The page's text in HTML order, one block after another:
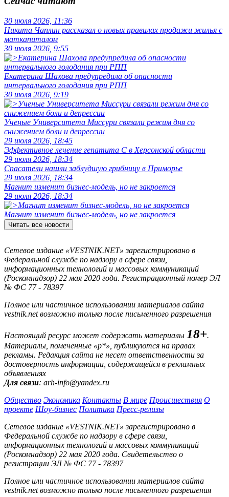
30 июля 2026, 11:36
Никита Чаплин рассказал о новых правилах продажи жилья с
маткапиталом
30 июля 2026, 9:55
Екатерина Шахова предупредила об опасности
интервального голодания при РПП
30 июля 2026, 9:19
Ученые Университета Миссури связали режим дня со
снижением боли и депрессии
29 июля 2026, 18:45
Эффективное лечение гепатита C в Херсонской области
29 июля 2026, 18:34
Спасатели нашли заблудшую грибницу в Приморье
29 июля 2026, 18:34
Магнит изменит бизнес-модель, но не закроется
29 июля 2026, 18:34
Магнит изменит бизнес-модель, но не закроется
Читать все новости
Сетевое издание «VESTNIK.NET» зарегистрировано в
Федеральной службе по надзору в сфере связи,
информационных технологий и массовых коммуникаций
(Роскомнадзор) 22 мая 2020 года. Регистрационный номер ЭЛ
№ ФС 77 - 78397
Полное или частичное использовании материалов сайта
vestnik.net возможно только после письменного разрешения
Настоящий ресурс может содержать материалы 18+.
Материалы, помеченные «р*», публикуются на правах
рекламы. Редакция сайта не несет ответственности за
достоверность информации, содержащейся в рекламных
объявлениях
Для связи: arh-info@yandex.ru
Общество Экономика Контакты В мире Происшествия О
проекте Шоу-бизнес Политика Пресс-релизы
Сетевое издание «VESTNIK.NET» зарегистрировано в
Федеральной службе по надзору в сфере связи,
информационных технологий и массовых коммуникаций
(Роскомнадзор) 22 мая 2020 года. Свидетельство о
регистрации ЭЛ № ФС 77 - 78397
Полное или частичное использовании материалов сайта
vestnik.net возможно только после письменного разрешения